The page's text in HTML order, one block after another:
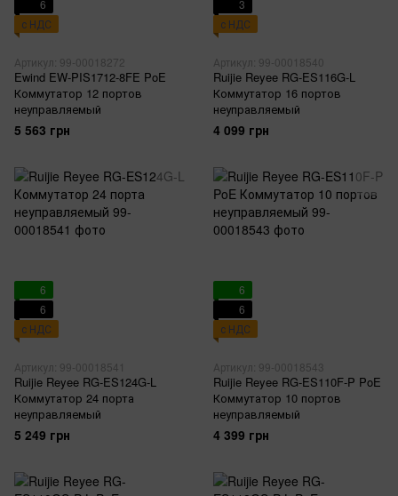
6
с НДС
Артикул: 99-00018272
Ewind EW-PIS1712-8FE PoE
Коммутатор 12 портов
неуправляемый
5 563 грн
3
с НДС
Артикул: 99-00018540
Ruijie Reyee RG-ES116G-L
Коммутатор 16 портов
неуправляемый
4 099 грн
6
6
с НДС
Артикул: 99-00018541
Ruijie Reyee RG-ES124G-L
Коммутатор 24 порта
неуправляемый
5 249 грн
6
6
с НДС
Артикул: 99-00018543
Ruijie Reyee RG-ES110F-P PoE
Коммутатор 10 портов
неуправляемый
4 399 грн